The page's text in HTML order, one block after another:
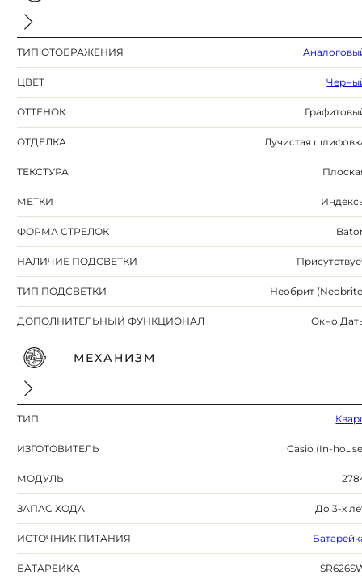
ТИП ОТОБРАЖЕНИЯ
ЦВЕТ
ОТТЕНОК
ОТДЕЛКА Лучистая
ТЕКСТУРА
МЕТКИ
ФОРМА СТРЕЛОК
НАЛИЧИЕ ПОДСВЕТКИ
ТИП ПОДСВЕТКИ Необрит
ДОПОЛНИТЕЛЬНЫЙ ФУНКЦИОНАЛ Окно
МЕХАНИЗМ
ТИП
ИЗГОТОВИТЕЛЬ Casio (In-
МОДУЛЬ
ЗАПАС ХОДА До 3-х
ИСТОЧНИК ПИТАНИЯ
БАТАРЕЙКА